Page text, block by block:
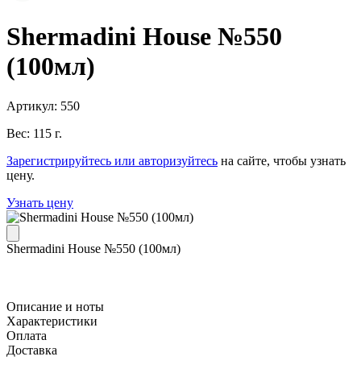
Shermadini House №550
(100мл)
Артикул: 550
Вес: 115 г.
Зарегистрируйтесь или авторизуйтесь на сайте, чтобы узнать
цену.
Узнать цену
Shermadini House №550 (100мл)
Описание и ноты
Характеристики
Оплата
Доставка